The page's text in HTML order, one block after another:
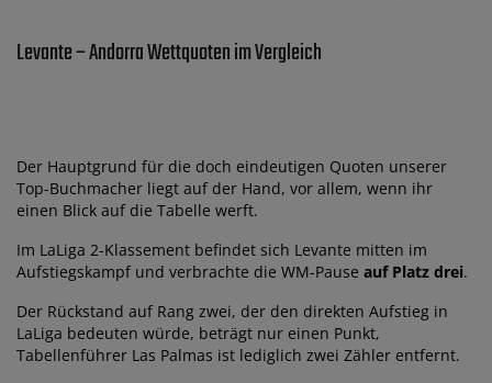
Levante – Andorra Wettquoten im Vergleich
Der Hauptgrund für die doch eindeutigen Quoten unserer
Top-Buchmacher liegt auf der Hand, vor allem, wenn ihr
einen Blick auf die Tabelle werft.
Im LaLiga 2-Klassement befindet sich Levante mitten im
Aufstiegskampf und verbrachte die WM-Pause auf Platz drei.
Der Rückstand auf Rang zwei, der den direkten Aufstieg in
LaLiga bedeuten würde, beträgt nur einen Punkt,
Tabellenführer Las Palmas ist lediglich zwei Zähler entfernt.